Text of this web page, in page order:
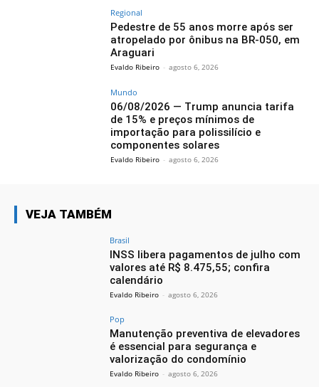
Regional
Pedestre de 55 anos morre após ser
atropelado por ônibus na BR-050, em
Araguari
Evaldo Ribeiro - agosto 6, 2026
Mundo
06/08/2026 — Trump anuncia tarifa
de 15% e preços mínimos de
importação para polissilício e
componentes solares
Evaldo Ribeiro - agosto 6, 2026
VEJA TAMBÉM
Brasil
INSS libera pagamentos de julho com
valores até R$ 8.475,55; confira
calendário
Evaldo Ribeiro - agosto 6, 2026
Pop
Manutenção preventiva de elevadores
é essencial para segurança e
valorização do condomínio
Evaldo Ribeiro - agosto 6, 2026